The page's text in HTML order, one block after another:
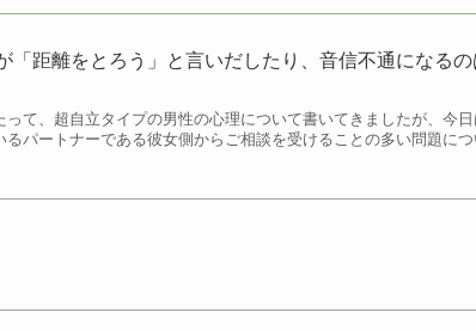
「距離をとろう」と言いだしたり、音信不通になるの
って、超自立タイプの男性の心理について書いてきましたが、今
るパートナーである彼女側からご相談を受けることの多い問題に